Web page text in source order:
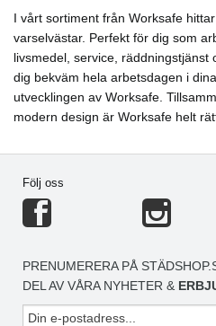
I vårt sortiment från Worksafe
varselvästar. Perfekt för dig som
livsmedel, service, räddningstjänst
dig bekväm hela arbetsdagen i
utvecklingen av Worksafe.
modern design är Worksafe helt
Följ oss
PRENUMERERA PÅ
DEL AV VÅRA NYHETER &